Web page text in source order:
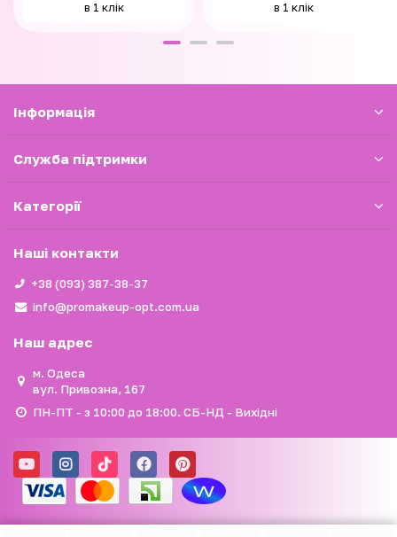
в 1 клік в 1 клік
Iнформація
Служба підтримки
Категорії
Наші контакти
+38 (093) 387-38-37
info@promakeup-opt.com.ua
Наш адрес
м. Одеса
вул. Привозна, 167
ПН-ПТ - з 10:00 до 18:00. СБ-НД - Вихідні